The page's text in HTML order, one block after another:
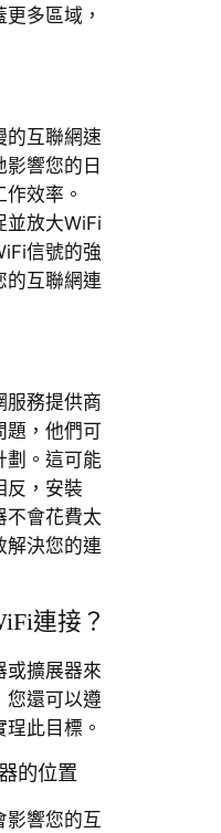
多區域，
的互聯網速
響您的日
效率。
並放大WiFi
信號的強
的互聯網連
服務提供商
題，他們可
劃。這可能
反，安裝
不會花費太
解決您的連
連接？
或擴展器來
您還可以遵
此目標。
的位置
影響您的互